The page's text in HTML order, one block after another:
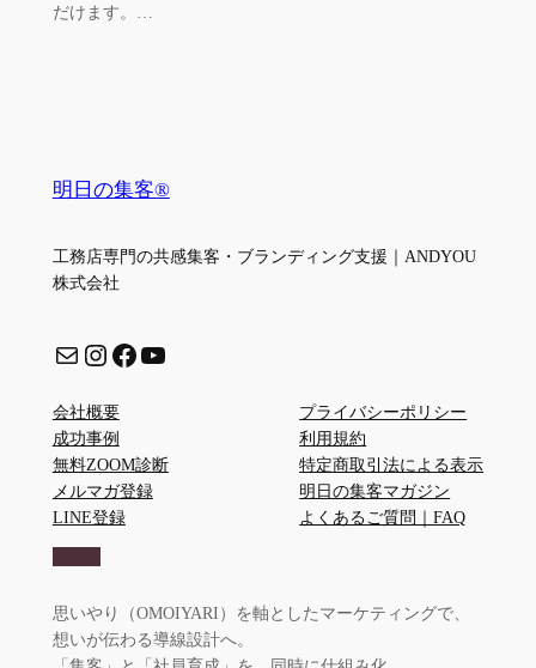
だけます。…
明日の集客®
工務店専門の共感集客・ブランディング支援｜ANDYOU
株式会社
メール Instagram Facebook YouTube
会社概要
成功事例
無料ZOOM診断
メルマガ登録
LINE登録
プライバシーポリシー
利用規約
特定商取引法による表示
明日の集客マガジン
よくあるご質問｜FAQ
思いやり（OMOIYARI）を軸としたマーケティングで、
想いが伝わる導線設計へ。